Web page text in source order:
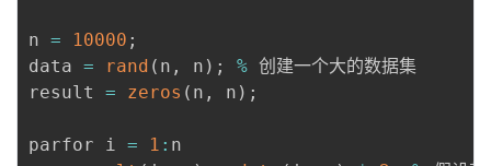
n = 10000 ;
data = rand ( n , n ) ; % 创建一个大的数据集
result = zeros ( n , n ) ;
parfor i = 1 : n